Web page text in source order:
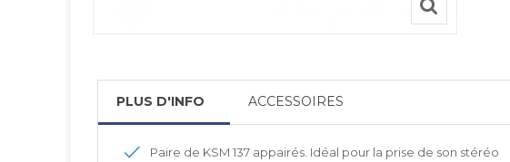
PLUS D'INFO ACCESSOIRES
Paire de KSM 137 appairés. Idéal pour la prise de son stéréo